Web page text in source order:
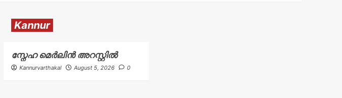
Kannur
സ്നേഹ മെർലിൻ അറസ്റ്റിൽ
Kannurvarthakal August 5, 2026 0